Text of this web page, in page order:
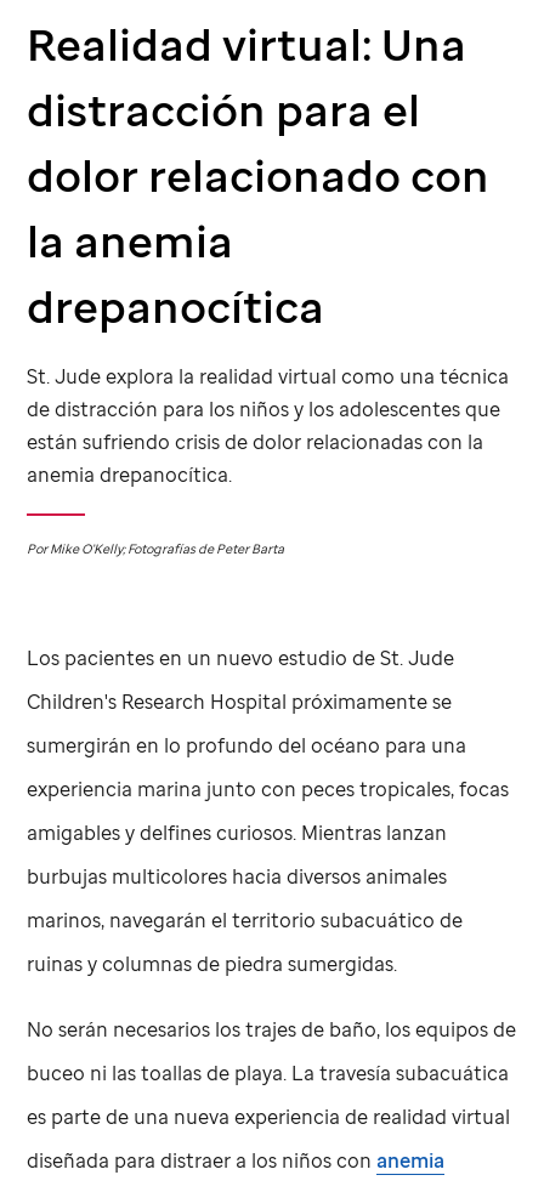
Realidad virtual: Una
distracción para el
dolor relacionado con
la anemia
drepanocítica
St. Judeexplora la realidad virtual como una técnica
de distracción para los niños y los adolescentes que
están sufriendo crisis de dolor relacionadas con la
anemia drepanocítica.
Por Mike O’Kelly; Fotografías de Peter Barta
Los pacientes en un nuevo estudio deSt. Jude
Children's Research Hospital próximamente se
sumergirán en lo profundo del océano para una
experiencia marina junto con peces tropicales, focas
amigables y delfines curiosos. Mientras lanzan
burbujas multicolores hacia diversos animales
marinos, navegarán el territorio subacuático de
ruinas y columnas de piedra sumergidas.
No serán necesarios los trajes de baño, los equipos de
buceo ni las toallas de playa. La travesía subacuática
es parte de una nueva experiencia de realidad virtual
diseñada para distraer a los niños con anemia